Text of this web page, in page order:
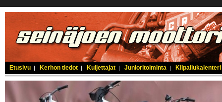
Etusivu | Kerhon tiedot | Kuljettajat | Junioritoiminta | Kilpailukalenteri